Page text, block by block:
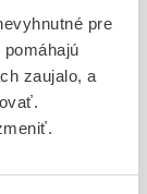
pre
zaujalo, a